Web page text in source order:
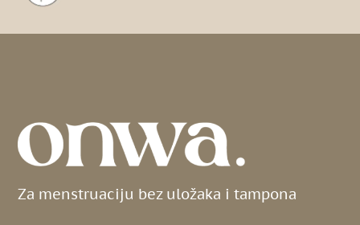
Za menstruaciju bez uložaka i tampona